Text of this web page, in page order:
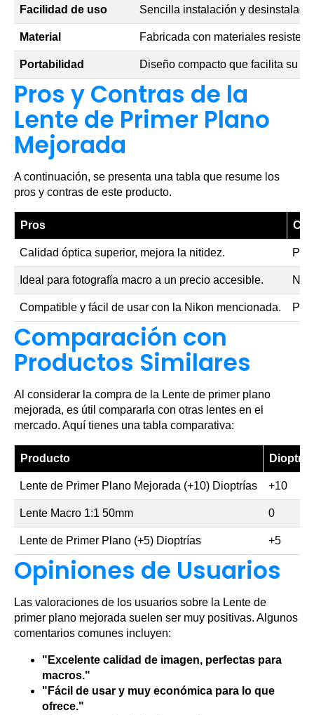
Facilidad de uso Sencilla instalación y
Material Fabricada con materiales
Portabilidad Diseño compacto que facilita su
Pros y Contras de la
Lente de Primer Plano
Mejorada
A continuación, se presenta una tabla que resume los
pros y contras de este producto.
Pros
Calidad óptica superior, mejora la nitidez.
Ideal para fotografía macro a un precio accesible. No
Compatible y fácil de usar con la Nikon mencionada.
Comparación con
Productos Similares
Al considerar la compra de la Lente de primer plano
mejorada, es útil compararla con otras lentes en el
mercado. Aquí tienes una tabla comparativa:
Producto
Lente de Primer Plano Mejorada (+10) Dioptrías +10
Lente Macro 1:1 50mm 0
Lente de Primer Plano (+5) Dioptrías +5
Opiniones de Usuarios
Las valoraciones de los usuarios sobre la Lente de
primer plano mejorada suelen ser muy positivas. Algunos
comentarios comunes incluyen:
"Excelente calidad de imagen, perfectas para
macros."
"Fácil de usar y muy económica para lo que
ofrece."